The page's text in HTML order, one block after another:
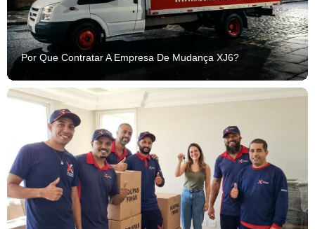
Por Que Contratar A Empresa De Mudança XJ6?